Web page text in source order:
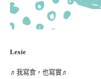
Lexie
♬我寫食，也寫實♬